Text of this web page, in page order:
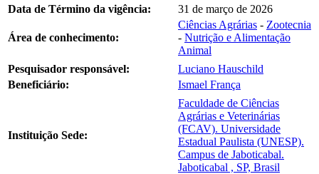
Data de Término da vigência:
31 de março de 2026
Área de conhecimento:
Ciências Agrárias - Zootecnia
- Nutrição e Alimentação
Animal
Pesquisador responsável:
Luciano Hauschild
Beneficiário:
Ismael França
Instituição Sede:
Faculdade de Ciências
Agrárias e Veterinárias
(FCAV). Universidade
Estadual Paulista (UNESP).
Campus de Jaboticabal.
Jaboticabal , SP, Brasil